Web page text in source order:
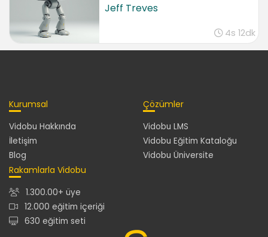
Jeff Treves
4s 12dk
Kurumsal
Vidobu Hakkında
İletişim
Blog
Çözümler
Vidobu LMS
Vidobu Eğitim Kataloğu
Vidobu Üniversite
Rakamlarla Vidobu
1.300.00+ üye
12.000 eğitim içeriği
630 eğitim seti